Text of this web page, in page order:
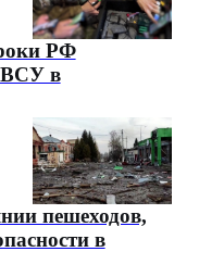
РФ
ВСУ в
пешеходов,
в